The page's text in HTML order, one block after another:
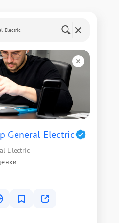
Electric
General Electric
Electric